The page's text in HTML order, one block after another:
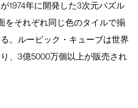
1974年に開発した3次元パズル
をそれぞれ同じ色のタイルで揃
。ルービック・キューブは世界
、3億5000万個以上が販売され